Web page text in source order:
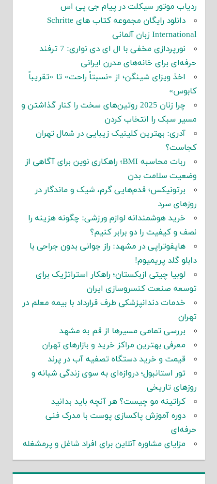
ردیاب موتور سیکلت در پیام جی پی اس
دانلود رایگان مجموعه کتاب های Schritte
International زبان آلمانی
نورپردازی مخفی با ال ای دی نواری: 7 ترفند
حرفه‌ای برای خانه‌های مدرن ایرانی
اخذ ویزای شینگن؛ از «نسبتاً راحت» تا «تقریباً
کابوس»
چرا زنان 2025 روتین‌های سخت را کنار گذاشتن و
مسیر سبک را انتخاب کردن
آدری: بهترین کلینیک زیبایی در شمال تهران
کجاست؟
ربات محاسبه BMI؛ راهکاری نوین برای آگاهی از
وضعیت سلامت بدن
برتونیکس؛ قدم‌هایی گرم، شیک و ماندگار در
روزهای سرد
خرید هوشمندانه لوازم ورزشی: چگونه هزینه را
نصف و کیفیت را دو برابر کنیم؟
هایفوتراپی در مشهد: راز جوانی بدون جراحی با
دابلو گلد پریمیوم!
لوبیا چیتی ازبکستان؛ راهکار استراتژیک برای
توسعه صنعت کنسروسازی ایران
خدمات دندانپزشکی طرف قرارداد با بیمه معلم در
تهران
بررسی تمامی مسیرها از قم به مشهد
معرفی بهترین مراکز خرید و بازارهای تهران
قیمت و خرید دستگاه تصفیه آب در پرند
تور استانبول؛ دروازه‌ای به سوی زندگی شبانه و
روزهای تاریخی
کراتینه مو چیست؟ هر آنچه باید بدانید
دوره آموزش پاکسازی پوست با مدرک فنی
حرفه‌ای
مزایای مشاوره آنلاین برای افراد شاغل و پرمشغله